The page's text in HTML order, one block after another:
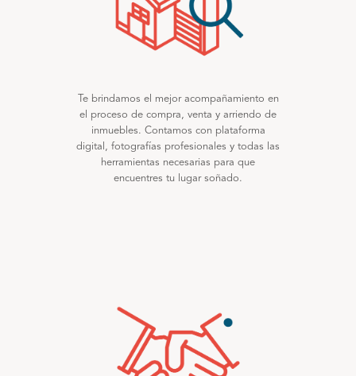
Te brindamos el mejor acompañamiento en
el proceso de compra, venta y arriendo de
inmuebles. Contamos con plataforma
digital, fotografías profesionales y todas las
herramientas necesarias para que
encuentres tu lugar soñado.